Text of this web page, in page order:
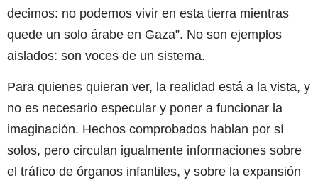
decimos: no podemos vivir en esta tierra mientras
quede un solo árabe en Gaza”. No son ejemplos
aislados: son voces de un sistema.
Para quienes quieran ver, la realidad está a la vista, y
no es necesario especular y poner a funcionar la
imaginación. Hechos comprobados hablan por sí
solos, pero circulan igualmente informaciones sobre
el tráfico de órganos infantiles, y sobre la expansión